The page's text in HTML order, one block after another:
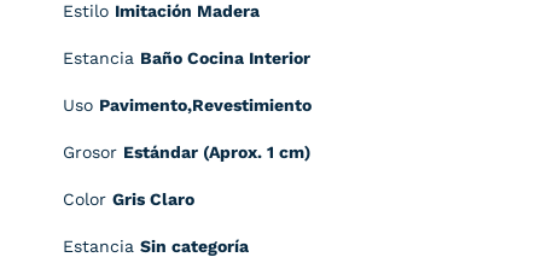
Estilo Imitación Madera
Estancia Baño Cocina Interior
Uso Pavimento,Revestimiento
Grosor Estándar (Aprox. 1 cm)
Color Gris Claro
Estancia Sin categoría